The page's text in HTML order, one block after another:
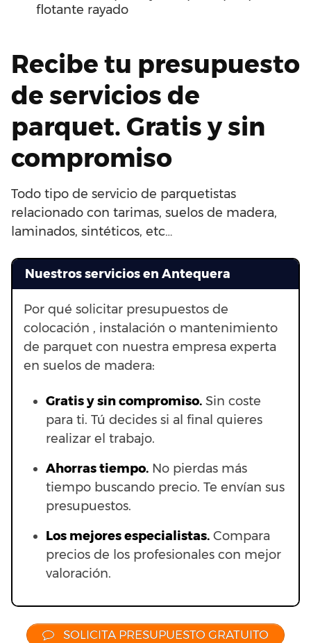
flotante rayado
Recibe tu presupuesto
de servicios de
parquet. Gratis y sin
compromiso
Todo tipo de servicio de parquetistas
relacionado con tarimas, suelos de madera,
laminados, sintéticos, etc…
Nuestros servicios en Antequera
Por qué solicitar presupuestos de
colocación , instalación o mantenimiento
de parquet con nuestra empresa experta
en suelos de madera:
Gratis y sin compromiso. Sin coste
para ti. Tú decides si al final quieres
realizar el trabajo.
Ahorras tiempo. No pierdas más
tiempo buscando precio. Te envían sus
presupuestos.
Los mejores especialistas. Compara
precios de los profesionales con mejor
valoración.
SOLICITA PRESUPUESTO GRATUITO